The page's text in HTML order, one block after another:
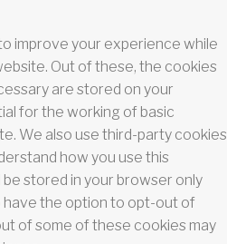
improve your experience while
Out of these, the cookies
are stored on your
for the working of basic
We also use third-party cookies
how you use this
stored in your browser only
have the option to opt-out of
of some of these cookies may